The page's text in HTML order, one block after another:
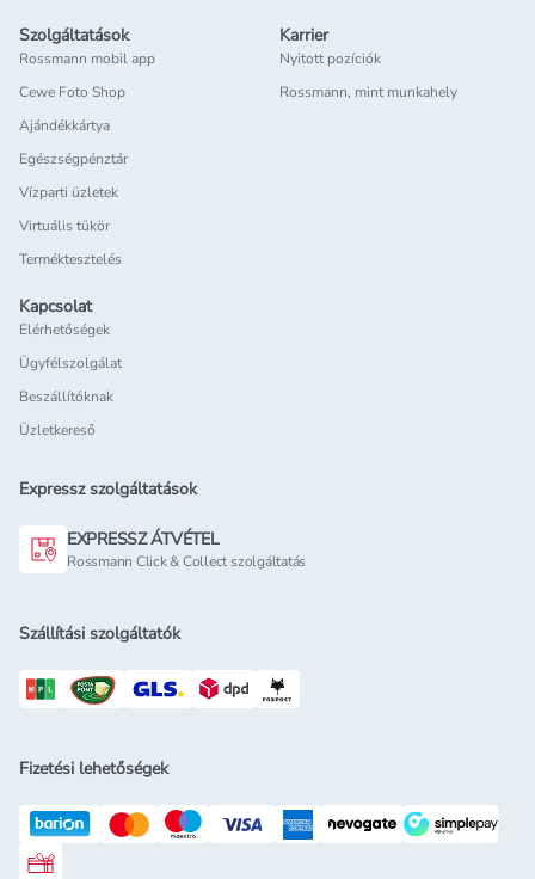
Szolgáltatások
Rossmann mobil app
Cewe Foto Shop
Ajándékkártya
Egészségpénztár
Vízparti üzletek
Virtuális tükör
Terméktesztelés
Karrier
Nyitott pozíciók
Rossmann, mint munkahely
Kapcsolat
Elérhetőségek
Ügyfélszolgálat
Beszállítóknak
Üzletkereső
Expressz szolgáltatások
EXPRESSZ ÁTVÉTEL
Rossmann Click & Collect szolgáltatás
Szállítási szolgáltatók
Fizetési lehetőségek
Rossmann ajándékkártya